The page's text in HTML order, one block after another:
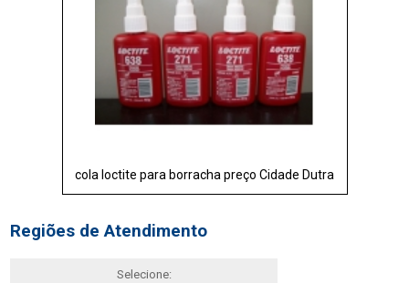
cola loctite para borracha preço Cidade Dutra
Regiões de Atendimento
Selecione: